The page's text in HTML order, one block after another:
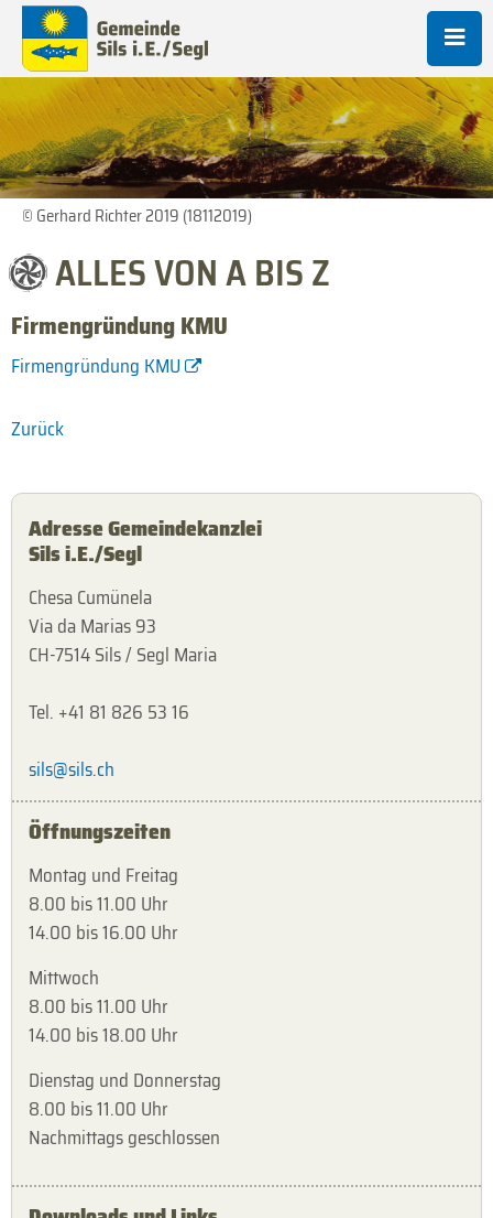
© Gerhard Richter 2019 (18112019)
ALLES VON A BIS Z
Firmengründung KMU
Firmengründung KMU
Zurück
Adresse Gemeindekanzlei
Sils i.E./Segl
Chesa Cumünela
Via da Marias 93
CH-7514 Sils / Segl Maria
Tel. +41 81 826 53 16
sils@sils.ch
Öffnungszeiten
Montag und Freitag
8.00 bis 11.00 Uhr
14.00 bis 16.00 Uhr
Mittwoch
8.00 bis 11.00 Uhr
14.00 bis 18.00 Uhr
Dienstag und Donnerstag
8.00 bis 11.00 Uhr
Nachmittags geschlossen